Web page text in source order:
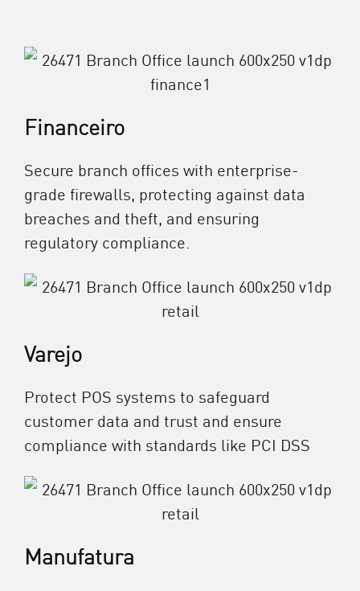
Financeiro
Secure branch offices with enterprise-
grade firewalls, protecting against data
breaches and theft, and ensuring
regulatory compliance.
Varejo
Protect POS systems to safeguard
customer data and trust and ensure
compliance with standards like PCI DSS
Manufatura